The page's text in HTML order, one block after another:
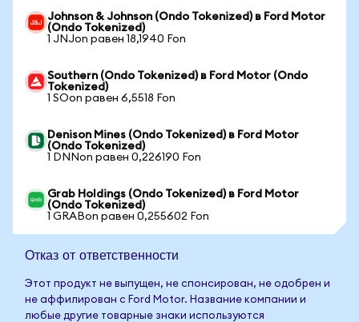
Johnson & Johnson (Ondo Tokenized) в Ford Motor
(Ondo Tokenized)
1 JNJon равен 18,1940 Fon
Southern (Ondo Tokenized) в Ford Motor (Ondo
Tokenized)
1 SOon равен 6,5518 Fon
Denison Mines (Ondo Tokenized) в Ford Motor
(Ondo Tokenized)
1 DNNon равен 0,226190 Fon
Grab Holdings (Ondo Tokenized) в Ford Motor
(Ondo Tokenized)
1 GRABon равен 0,255602 Fon
Отказ от ответственности
Этот продукт не выпущен, не спонсирован, не одобрен и
не аффилирован с Ford Motor. Название компании и
любые другие товарные знаки используются